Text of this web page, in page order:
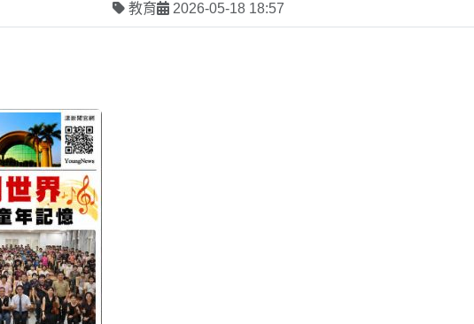
教育 2026-05-18 18:57